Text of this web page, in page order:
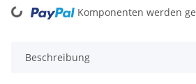
Loading... Komponenten werden
Beschreibung